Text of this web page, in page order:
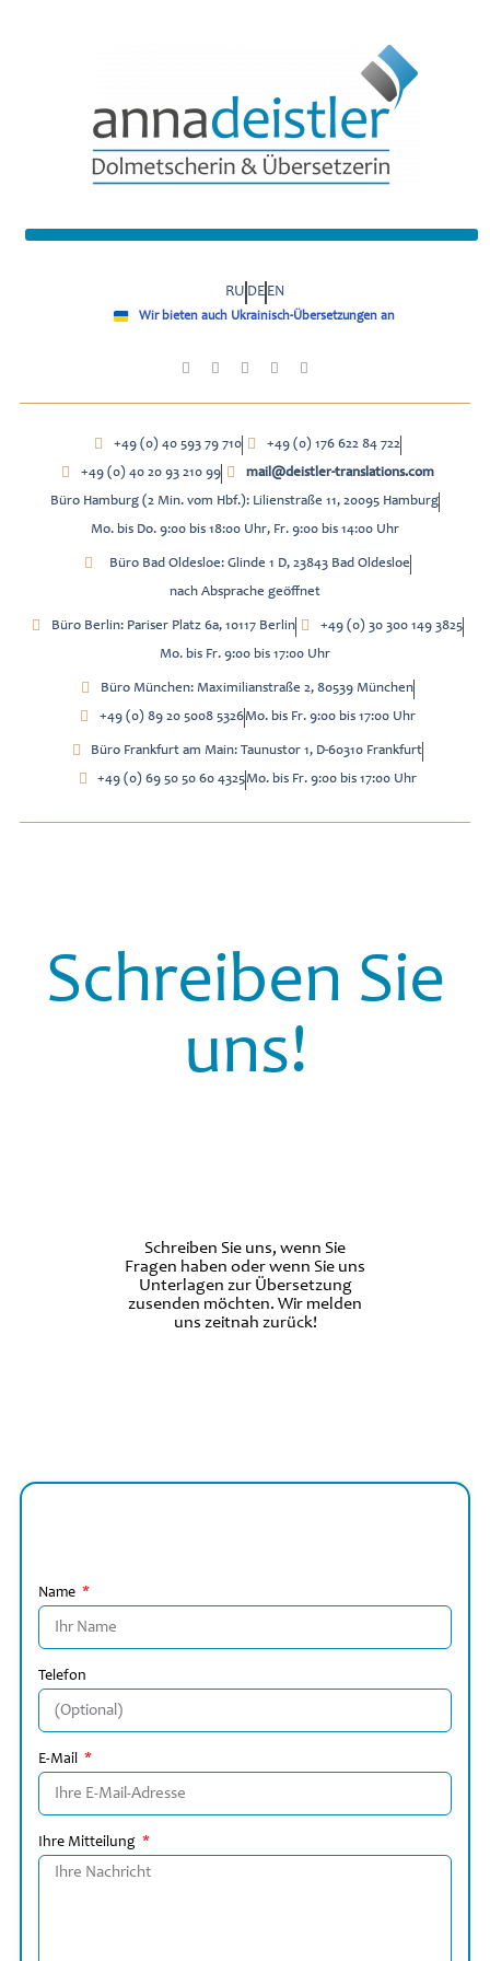
RU DE EN
Wir bieten auch Ukrainisch-Übersetzungen an
+49 (0) 40 593 79 710
+49 (0) 176 622 84 722
+49 (0) 40 20 93 210 99
mail@deistler-translations.com
Büro Hamburg (2 Min. vom Hbf.): Lilienstraße 11, 20095 Hamburg
Mo. bis Do. 9:00 bis 18:00 Uhr, Fr. 9:00 bis 14:00 Uhr
Büro Bad Oldesloe: Glinde 1 D, 23843 Bad Oldesloe
nach Absprache geöffnet
Büro Berlin: Pariser Platz 6a, 10117 Berlin
+49 (0) 30 300 149 3825
Mo. bis Fr. 9:00 bis 17:00 Uhr
Büro München: Maximilianstraße 2, 80539 München
+49 (0) 89 20 5008 5326Mo. bis Fr. 9:00 bis 17:00 Uhr
Büro Frankfurt am Main: Taunustor 1, D-60310 Frankfurt
+49 (0) 69 50 50 60 4325Mo. bis Fr. 9:00 bis 17:00 Uhr
Schreiben Sie
uns!
Schreiben Sie uns, wenn Sie
Fragen haben oder wenn Sie uns
Unterlagen zur Übersetzung
zusenden möchten. Wir melden
uns zeitnah zurück!
Name
Telefon
E-Mail
Ihre Mitteilung